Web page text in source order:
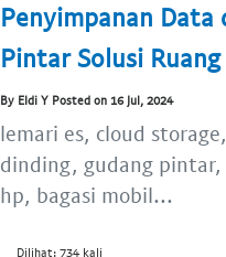
Penyimpanan Data
Pintar Solusi
By Eldi Y Posted on 16 Jul, 2024
lemari es, cloud
dinding, gudang
hp, bagasi mobil...
Dilihat: 734 kali